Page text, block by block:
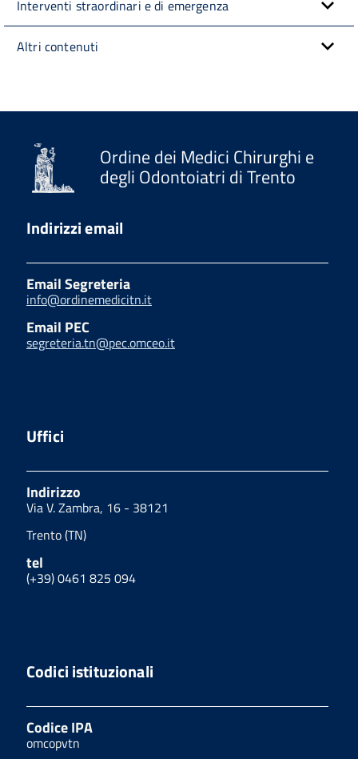
Interventi straordinari e di emergenza
Altri contenuti
Ordine dei Medici Chirurghi e
degli Odontoiatri di Trento
Indirizzi email
Email Segreteria
info@ordinemedicitn.it
Email PEC
segreteria.tn@pec.omceo.it
Uffici
Indirizzo
Via V. Zambra, 16 - 38121
Trento (TN)
tel
(+39) 0461 825 094
Codici istituzionali
Codice IPA
omcopvtn